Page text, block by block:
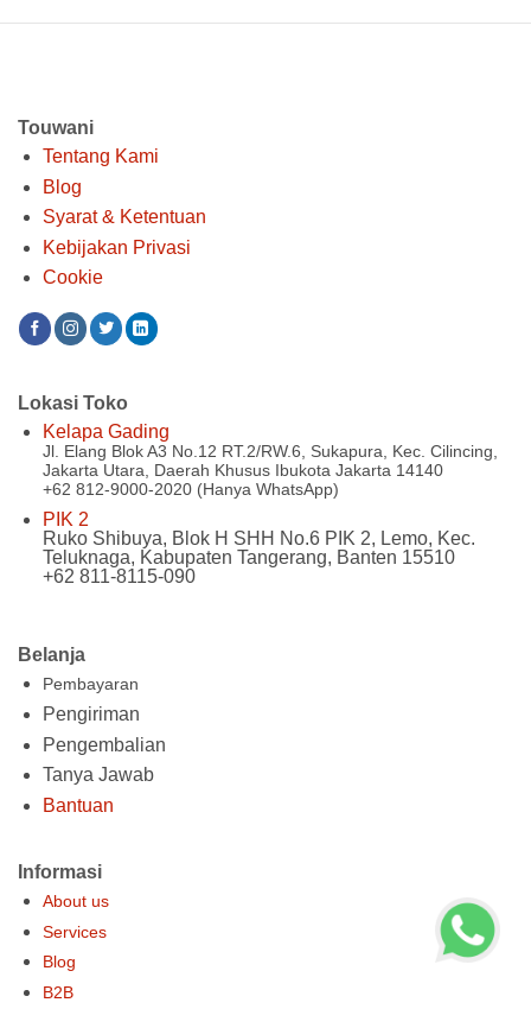
Rp 148.365.
Touwani
Tentang Kami
Blog
Syarat & Ketentuan
Kebijakan Privasi
Cookie
Belanja
Pembayaran
Pengiriman
Pengembalian
Tanya Jawab
Bantuan
Informasi
About us
Services
Blog
B2B
Lokasi Toko
Kelapa Gading
Jl. Elang Blok A3 No.12 RT.2/RW.6, Sukapura, Kec. Cilincing,
Jakarta Utara, Daerah Khusus Ibukota Jakarta 14140
+62 812-9000-2020 (Hanya WhatsApp)
PIK 2
Ruko Shibuya, Blok H SHH No.6 PIK 2, Lemo, Kec.
Teluknaga, Kabupaten Tangerang, Banten 15510
+62 811-8115-090